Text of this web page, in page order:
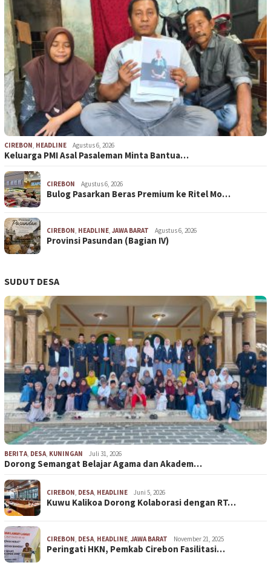
CIREBON, HEADLINE Agustus 6, 2026
Keluarga PMI Asal Pasaleman Minta Bantua…
CIREBON Agustus 6, 2026
Bulog Pasarkan Beras Premium ke Ritel Mo…
CIREBON, HEADLINE, JAWA BARAT Agustus 6, 2026
Provinsi Pasundan (Bagian IV)
SUDUT DESA
BERITA, DESA, KUNINGAN Juli 31, 2026
Dorong Semangat Belajar Agama dan Akadem…
CIREBON, DESA, HEADLINE Juni 5, 2026
Kuwu Kalikoa Dorong Kolaborasi dengan RT…
CIREBON, DESA, HEADLINE, JAWA BARAT November 21, 2025
Peringati HKN, Pemkab Cirebon Fasilitasi…